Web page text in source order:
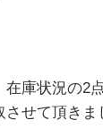
庫状況の2点
せて頂きま